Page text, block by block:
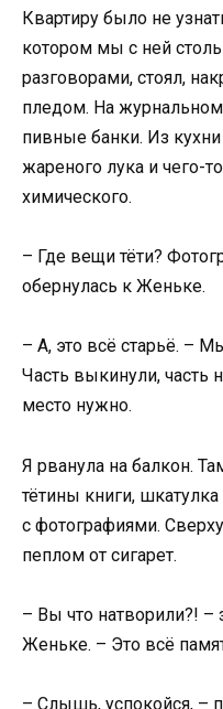
Квартиру было не
котором мы с ней
разговорами, стоял,
пледом. На
пивные банки. Из
жареного лука и чего-
химического.
– Где вещи тёти?
обернулась к Женьке.
– А, это всё старьё. –
Часть выкинули, часть
место нужно.
Я рванула на балкон.
тётины книги,
с фотографиями.
пеплом от сигарет.
– Вы что натворили?! –
Женьке. – Это всё
– Слышь, успокойся, –